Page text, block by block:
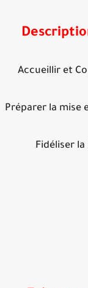
Accueillir et
Préparer la mise
Fidéliser